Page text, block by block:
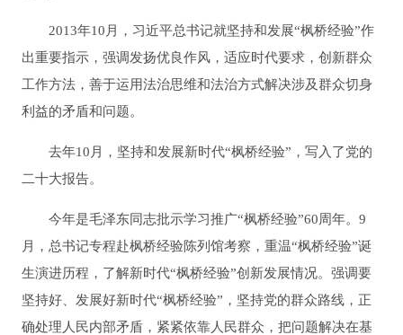
2013年10月，习近平总书记就坚持和发展“枫桥经验”作
出重要指示，强调发扬优良作风，适应时代要求，创新群众
工作方法，善于运用法治思维和法治方式解决涉及群众切身
利益的矛盾和问题。
去年10月，坚持和发展新时代“枫桥经验”，写入了党的
二十大报告。
今年是毛泽东同志批示学习推广“枫桥经验”60周年。9
月，总书记专程赴枫桥经验陈列馆考察，重温“枫桥经验”诞
生演进历程，了解新时代“枫桥经验”创新发展情况。强调要
坚持好、发展好新时代“枫桥经验”，坚持党的群众路线，正
确处理人民内部矛盾，紧紧依靠人民群众，把问题解决在基